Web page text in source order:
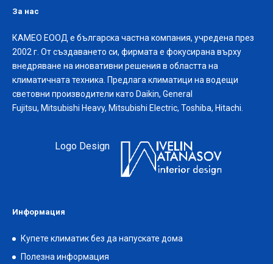
За нас
КАМЕО ЕООД е българска частна компания, учредена през
2002 г. От създаването си, фирмата е фокусирана върху
внедряване на иновативни решения в областта на
климатичната техника. Предлага климатици на водещи
световни производители като Daikin, General
Fujitsu, Mitsubishi Heavy, Mitsubishi Electric, Toshiba, Hitachi.
Logo Design
Информация
Купете климатик без да напускате дома
Полезна информация